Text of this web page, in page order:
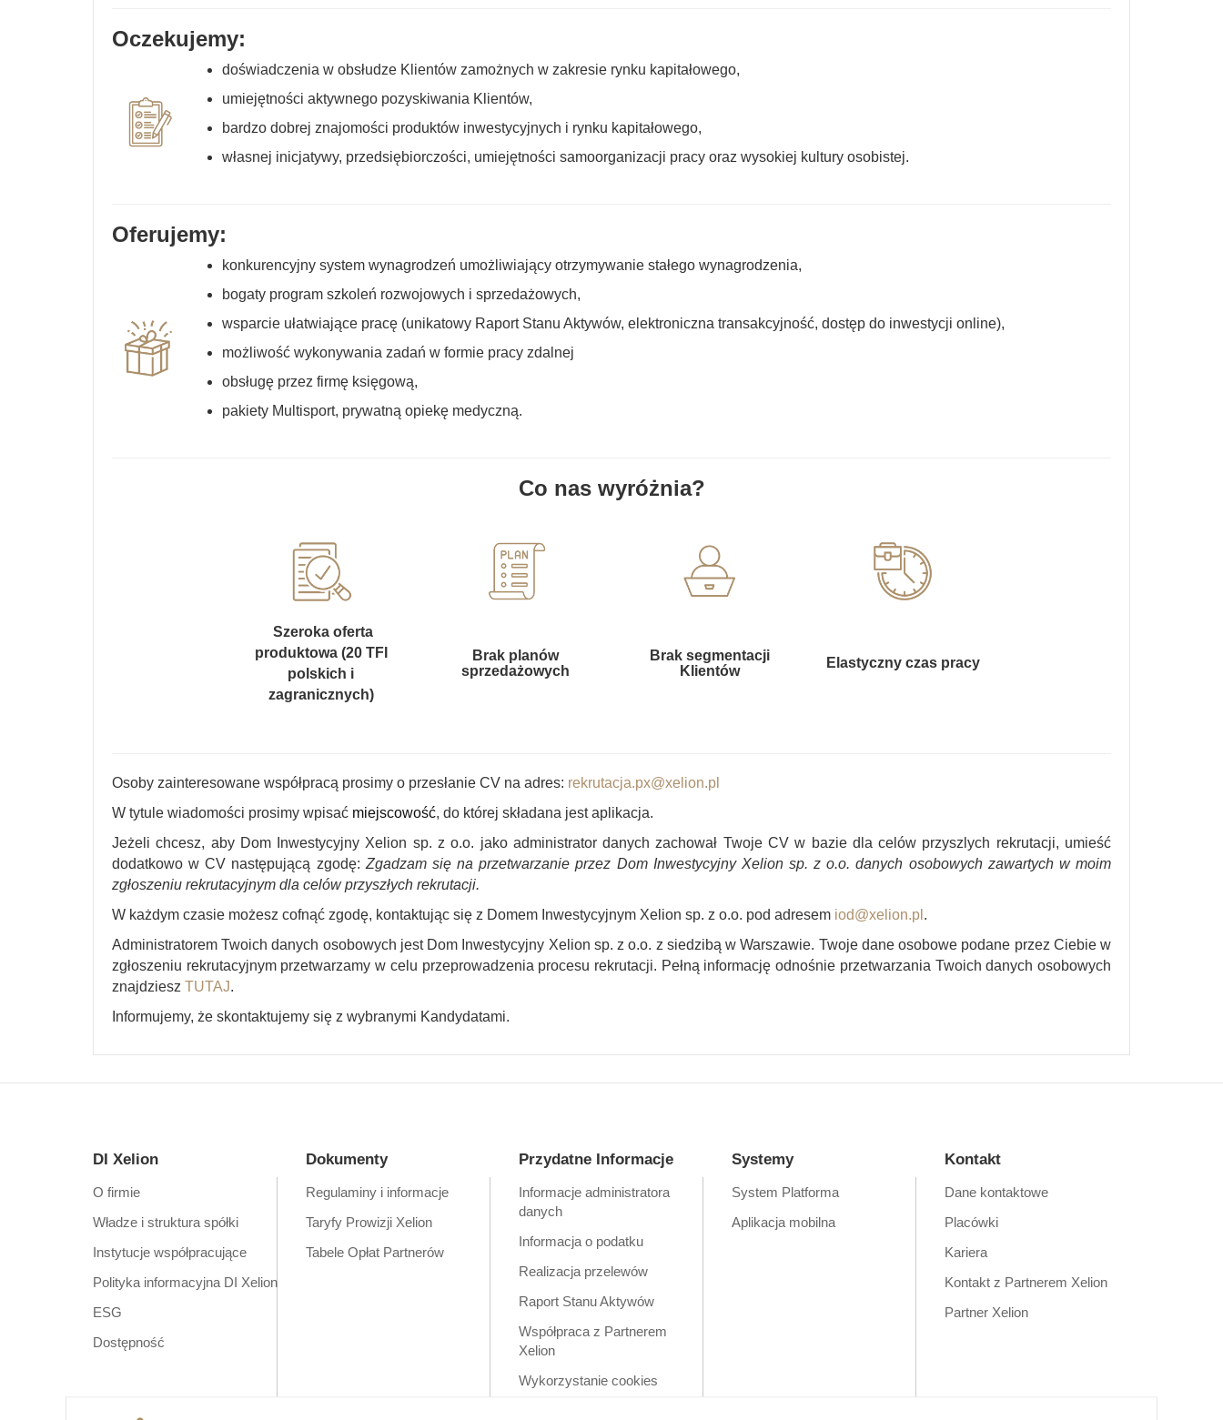
Oczekujemy:
doświadczenia w obsłudze Klientów zamożnych w zakresie rynku kapitałowego,
umiejętności aktywnego pozyskiwania Klientów,
bardzo dobrej znajomości produktów inwestycyjnych i rynku kapitałowego,
własnej inicjatywy, przedsiębiorczości, umiejętności samoorganizacji pracy oraz wysokiej kultury osobistej.
Oferujemy:
konkurencyjny system wynagrodzeń umożliwiający otrzymywanie stałego wynagrodzenia,
bogaty program szkoleń rozwojowych i sprzedażowych,
wsparcie ułatwiające pracę (unikatowy Raport Stanu Aktywów, elektroniczna transakcyjność, dostęp do inwestycji online),
możliwość wykonywania zadań w formie pracy zdalnej
obsługę przez firmę księgową,
pakiety Multisport, prywatną opiekę medyczną.
Co nas wyróżnia?
Szeroka oferta
produktowa (20 TFI
polskich i
zagranicznych)
Brak planów
sprzedażowych
Brak segmentacji
Klientów
Elastyczny czas pracy
Osoby zainteresowane współpracą prosimy o przesłanie CV na adres: rekrutacja.px@xelion.pl
W tytule wiadomości prosimy wpisać miejscowość, do której składana jest aplikacja.
Jeżeli chcesz, aby Dom Inwestycyjny Xelion sp. z o.o. jako administrator danych zachował Twoje CV w bazie dla celów przyszlych rekrutacji, umieść
dodatkowo w CV następującą zgodę: Zgadzam się na przetwarzanie przez Dom Inwestycyjny Xelion sp. z o.o. danych osobowych zawartych w moim
zgłoszeniu rekrutacyjnym dla celów przyszłych rekrutacji.
W każdym czasie możesz cofnąć zgodę, kontaktując się z Domem Inwestycyjnym Xelion sp. z o.o. pod adresem iod@xelion.pl .
Administratorem Twoich danych osobowych jest Dom Inwestycyjny Xelion sp. z o.o. z siedzibą w Warszawie. Twoje dane osobowe podane przez Ciebie w
zgłoszeniu rekrutacyjnym przetwarzamy w celu przeprowadzenia procesu rekrutacji. Pełną informację odnośnie przetwarzania Twoich danych osobowych
znajdziesz TUTAJ.
Informujemy, że skontaktujemy się z wybranymi Kandydatami.
DI Xelion
O firmie
Władze i struktura spółki
Instytucje współpracujące
Polityka informacyjna DI Xelion
ESG
Dostępność
Dokumenty
Regulaminy i informacje
Taryfy Prowizji Xelion
Tabele Opłat Partnerów
Przydatne Informacje
Informacje administratora
danych
Informacja o podatku
Realizacja przelewów
Raport Stanu Aktywów
Współpraca z Partnerem
Xelion
Wykorzystanie cookies
Systemy
System Platforma
Aplikacja mobilna
Kontakt
Dane kontaktowe
Placówki
Kariera
Kontakt z Partnerem Xelion
Partner Xelion